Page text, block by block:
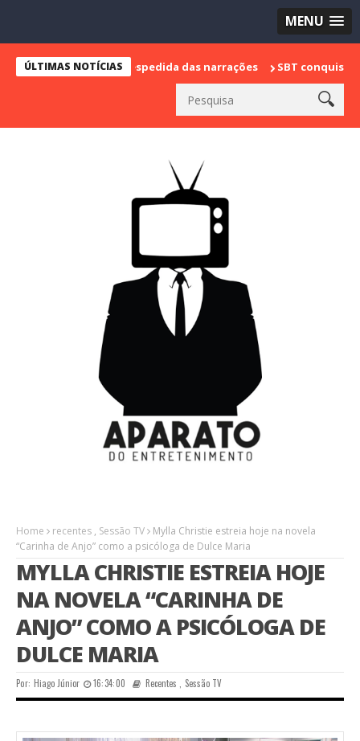
MENU
ÚLTIMAS NOTÍCIAS
sua despedida das narrações SBT conquista a vice
Home recentes , Sessão TV
Mylla Christie estreia hoje na novela
“Carinha de Anjo” como a psicóloga de Dulce Maria
MYLLA CHRISTIE ESTREIA HOJE
NA NOVELA “CARINHA DE
ANJO” COMO A PSICÓLOGA DE
DULCE MARIA
Por: Hiago Júnior 16:34:00 Recentes Sessão TV